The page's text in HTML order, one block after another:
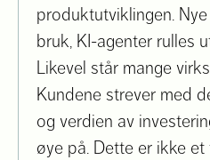
produktutviklingen.
bruk, KI-agenter rulles
Likevel står mange
Kundene strever med
og verdien av
øye på. Dette er ikke